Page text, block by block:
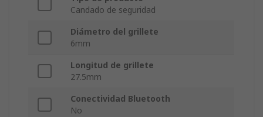
Candado de seguridad
Diámetro del grillete
6mm
Longitud de grillete
27.5mm
Conectividad Bluetooth
No